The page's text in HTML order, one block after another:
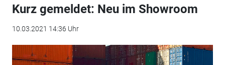
Kurz gemeldet: Neu im Showroom
10.03.2021 14:36 Uhr